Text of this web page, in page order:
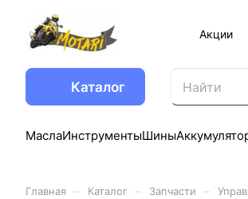
Акции
Каталог
МаслаИнструментыШины
Главная Каталог Запчасти